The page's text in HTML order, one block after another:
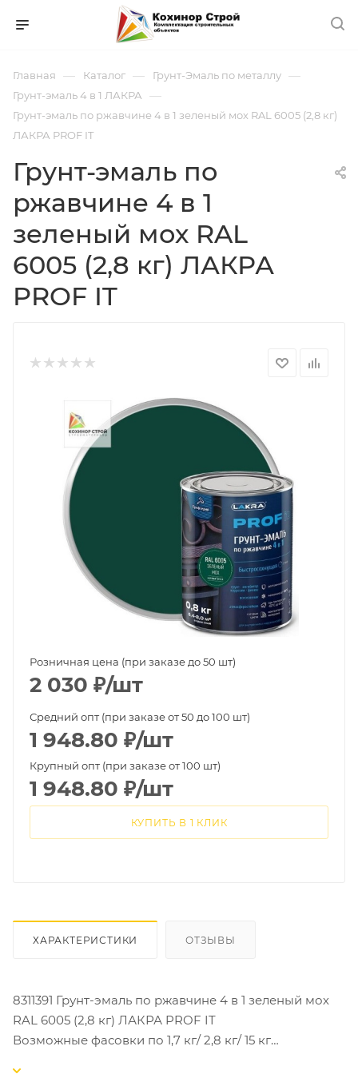
Главная — Каталог — Грунт-Эмаль по металлу —
Грунт-эмаль 4 в 1 ЛАКРА —
Грунт-эмаль по ржавчине 4 в 1 зеленый мох RAL 6005 (2,8 кг)
ЛАКРА PROF IT
Грунт-эмаль по
ржавчине 4 в 1
зеленый мох RAL
6005 (2,8 кг) ЛАКРА
PROF IT
Розничная цена (при заказе до 50 шт)
2 030 ₽/шт
Средний опт (при заказе от 50 до 100 шт)
1 948.80 ₽/шт
Крупный опт (при заказе от 100 шт)
1 948.80 ₽/шт
КУПИТЬ В 1 КЛИК
ХАРАКТЕРИСТИКИ ОТЗЫВЫ
8311391 Грунт-эмаль по ржавчине 4 в 1 зеленый мох
RAL 6005 (2,8 кг) ЛАКРА PROF IT
Возможные фасовки по 1,7 кг/ 2,8 кг/ 15 кг